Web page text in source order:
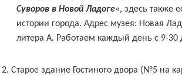
Суворов в Новой Ладоге«, здесь также
истории города. Адрес музея: Новая
литера А. Работаем каждый день с 9-30
2. Старое здание Гостиного двора (№5 на